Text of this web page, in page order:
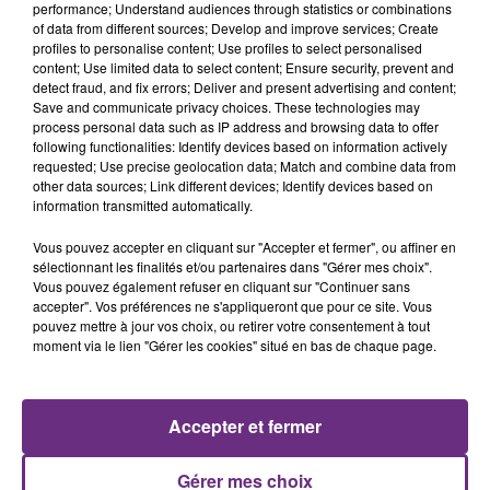
REUNION
0
STRASBOURG
0
TOULOUSE
39
VERSAILLES
243
TOTAL
440
LA CENTRALE NUCLÉAIRE DE CHOOZ
performance; Understand audiences through statistics or combinations
of data from different sources; Develop and improve services; Create
profiles to personalise content; Use profiles to select personalised
content; Use limited data to select content; Ensure security, prevent and
detect fraud, and fix errors; Deliver and present advertising and content;
Save and communicate privacy choices. These technologies may
process personal data such as IP address and browsing data to offer
following functionalities: Identify devices based on information actively
requested; Use precise geolocation data; Match and combine data from
other data sources; Link different devices; Identify devices based on
information transmitted automatically.
Vous pouvez accepter en cliquant sur "Accepter et fermer", ou affiner en
sélectionnant les finalités et/ou partenaires dans "Gérer mes choix".
Vous pouvez également refuser en cliquant sur "Continuer sans
accepter". Vos préférences ne s'appliqueront que pour ce site. Vous
pouvez mettre à jour vos choix, ou retirer votre consentement à tout
moment via le lien "Gérer les cookies" situé en bas de chaque page.
Gérer mes choix
Accepter et fermer